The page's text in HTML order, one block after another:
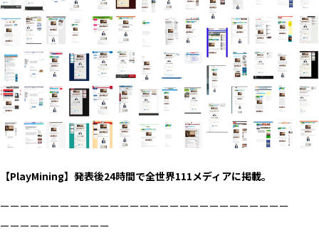
【PlayMining】発表後24時間で全世界111メディアに掲載。
ーーーーーーーーーーーーーーーーーーーーーーーーーーーーー
ーーーーーーーーーーー